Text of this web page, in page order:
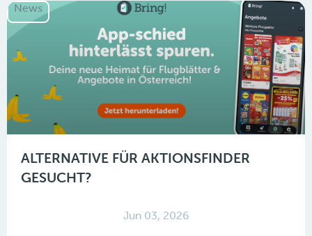
News
ALTERNATIVE FÜR AKTIONSFINDER
GESUCHT?
Jun 03, 2026